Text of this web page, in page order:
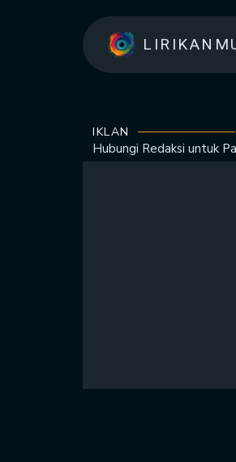
IKLAN
Hubungi Redaksi untuk